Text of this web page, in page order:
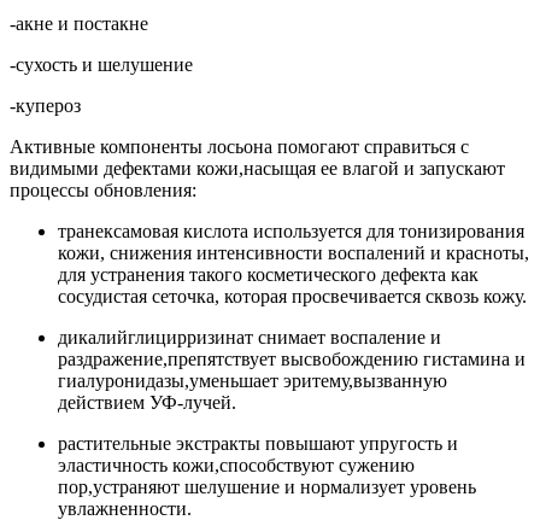
-акне и постакне
-сухость и шелушение
-купероз
Активные компоненты лосьона помогают справиться с
видимыми дефектами кожи,насыщая ее влагой и запускают
процессы обновления:
транексамовая кислота используется для тонизирования
кожи, снижения интенсивности воспалений и красноты,
для устранения такого косметического дефекта как
сосудистая сеточка, которая просвечивается сквозь кожу.
дикалийглицирризинат снимает воспаление и
раздражение,препятствует высвобождению гистамина и
гиалуронидазы,уменьшает эритему,вызванную
действием УФ-лучей.
растительные экстракты повышают упругость и
эластичность кожи,способствуют сужению
пор,устраняют шелушение и нормализует уровень
увлажненности.